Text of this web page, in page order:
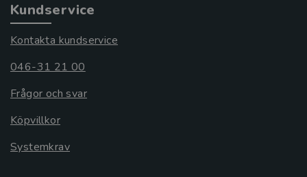
Kundservice
Kontakta kundservice
046-31 21 00
Frågor och svar
Köpvillkor
Systemkrav